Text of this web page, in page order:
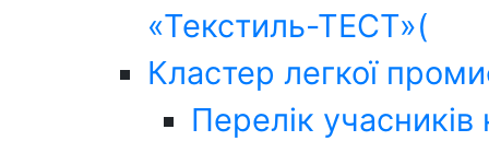
«Текстиль-ТЕСТ»(
Кластер легкої
Перелік учасників